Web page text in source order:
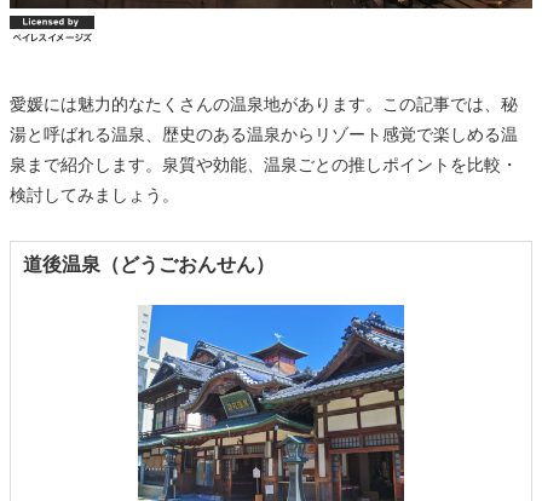
愛媛には魅力的なたくさんの温泉地があります。この記事では、秘
湯と呼ばれる温泉、歴史のある温泉からリゾート感覚で楽しめる温
泉まで紹介します。泉質や効能、温泉ごとの推しポイントを比較・
検討してみましょう。
道後温泉（どうごおんせん）